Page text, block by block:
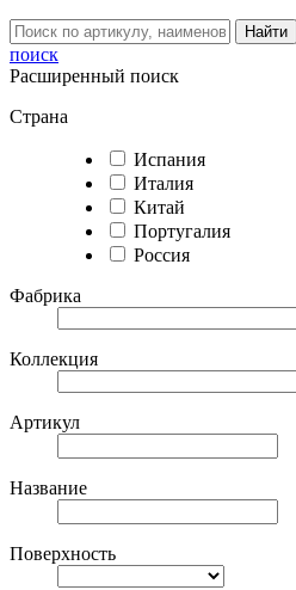
Найти
поиск
Расширенный поиск
Страна
Испания
Италия
Китай
Португалия
Россия
Фабрика
Коллекция
Артикул
Название
Поверхность